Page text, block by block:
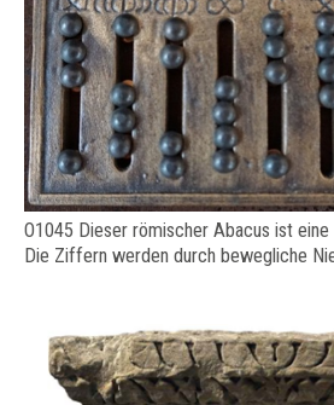
O1045 Dieser römischer Abacus ist eine
Die Ziffern werden durch bewegliche